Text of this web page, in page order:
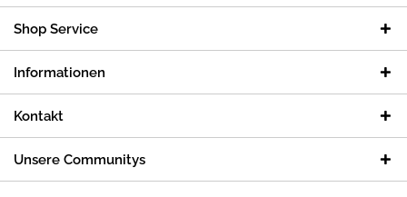
Shop Service
Informationen
Kontakt
Unsere Communitys